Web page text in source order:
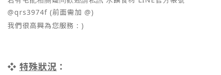
@qrs3974f (前面需加 @)
我們很高興為您服務 : )
❖ 特殊狀況 ：